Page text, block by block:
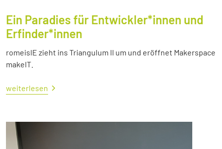
Ein Paradies für Entwickler*innen und
Erfinder*innen
romeisIE zieht ins Triangulum II um und eröffnet Makerspace
makeIT.
weiterlesen